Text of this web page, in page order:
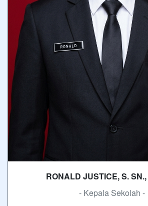
RONALD JUSTICE, S.
- Kepala Sekolah -